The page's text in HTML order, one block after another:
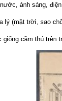
ánh sáng,
trời, sao
cầm thú trên